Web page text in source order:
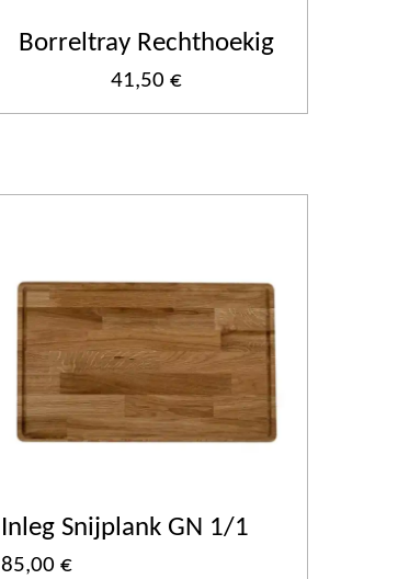
Borreltray Rechthoekig
41,50 €
Inleg Snijplank GN 1/1
85,00 €